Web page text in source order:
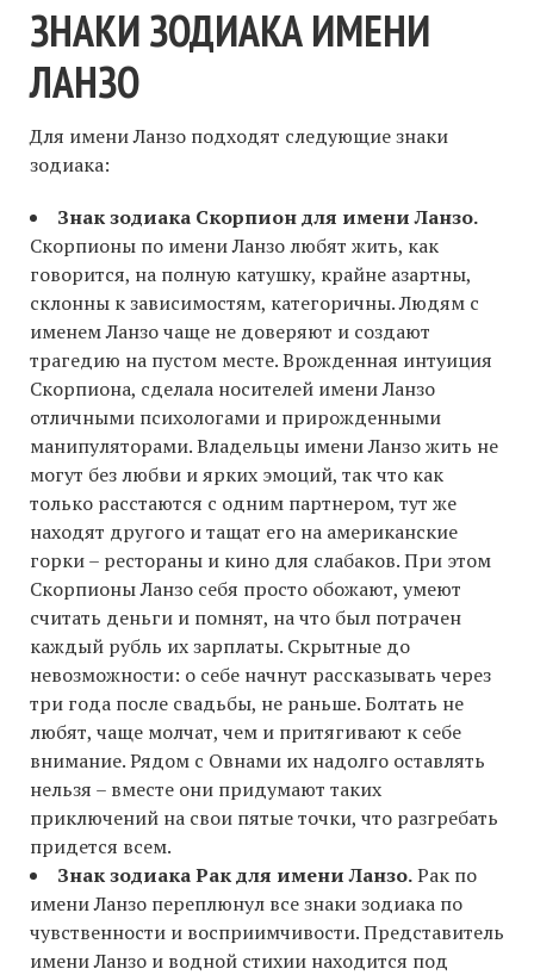
ЗНАКИ ЗОДИАКА ИМЕНИ
ЛАНЗО
Для имени Ланзо подходят следующие знаки
зодиака:
Знак зодиака Скорпион для имени Ланзо.
Скорпионы по имени Ланзо любят жить, как
говорится, на полную катушку, крайне азартны,
склонны к зависимостям, категоричны. Людям с
именем Ланзо чаще не доверяют и создают
трагедию на пустом месте. Врожденная интуиция
Скорпиона, сделала носителей имени Ланзо
отличными психологами и прирожденными
манипуляторами. Владельцы имени Ланзо жить не
могут без любви и ярких эмоций, так что как
только расстаются с одним партнером, тут же
находят другого и тащат его на американские
горки – рестораны и кино для слабаков. При этом
Скорпионы Ланзо себя просто обожают, умеют
считать деньги и помнят, на что был потрачен
каждый рубль их зарплаты. Скрытные до
невозможности: о себе начнут рассказывать через
три года после свадьбы, не раньше. Болтать не
любят, чаще молчат, чем и притягивают к себе
внимание. Рядом с Овнами их надолго оставлять
нельзя – вместе они придумают таких
приключений на свои пятые точки, что разгребать
придется всем.
Знак зодиака Рак для имени Ланзо.Рак по
имени Ланзо переплюнул все знаки зодиака по
чувственности и восприимчивости. Представитель
имени Ланзо и водной стихии находится под